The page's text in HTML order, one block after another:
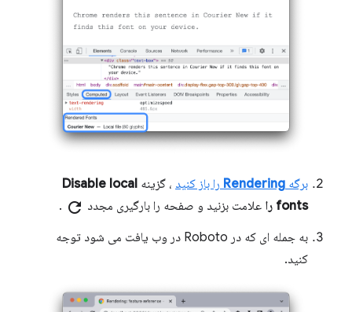
برگه Rendering را باز کنید ، گزینه Disable local
fonts را
علامت بزنید و صفحه را بارگیری مجدد refresh
.
به جمله ای که در Roboto در وب یافت می شود توجه
کنید.